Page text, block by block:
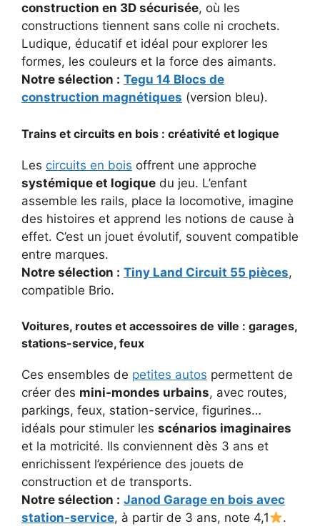
construction en 3D sécurisée, où les
constructions tiennent sans colle ni crochets.
Ludique, éducatif et idéal pour explorer les
formes, les couleurs et la force des aimants.
Notre sélection : Tegu 14 Blocs de
construction magnétiques (version bleu).
Trains et circuits en bois : créativité et logique
Les circuits en bois offrent une approche
systémique et logique du jeu. L’enfant
assemble les rails, place la locomotive, imagine
des histoires et apprend les notions de cause à
effet. C’est un jouet évolutif, souvent compatible
entre marques.
Notre sélection : Tiny Land Circuit 55 pièces,
compatible Brio.
Voitures, routes et accessoires de ville : garages,
stations-service, feux
Ces ensembles de petites autos permettent de
créer des mini-mondes urbains, avec routes,
parkings, feux, station-service, figurines…
idéals pour stimuler les scénarios imaginaires
et la motricité. Ils conviennent dès 3 ans et
enrichissent l’expérience des jouets de
construction et de transports.
Notre sélection : Janod Garage en bois avec
station-service, à partir de 3 ans, note 4,1 .